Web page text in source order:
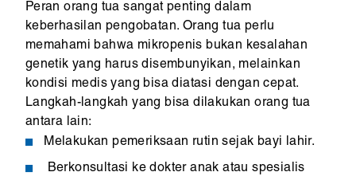
Peran orang tua sangat penting dalam
keberhasilan pengobatan. Orang tua perlu
memahami bahwa mikropenis bukan kesalahan
genetik yang harus disembunyikan, melainkan
kondisi medis yang bisa diatasi dengan cepat.
Langkah-langkah yang bisa dilakukan orang tua
antara lain:
Melakukan pemeriksaan rutin sejak bayi lahir.
Berkonsultasi ke dokter anak atau spesialis